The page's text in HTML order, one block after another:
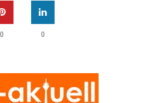
0 0